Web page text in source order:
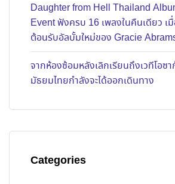
Daughter from Hell Thailand
Event ฟังครบ 16 เพลงในคืนเดียว เ
ต้อนรับอัลบั้มใหม่ของ Gracie
จากห้องซ้อมหลังเลิกเรียนถึงเวทีโอซ
มัธยมไทยกำลังจะได้ออกเดินทาง
Categories